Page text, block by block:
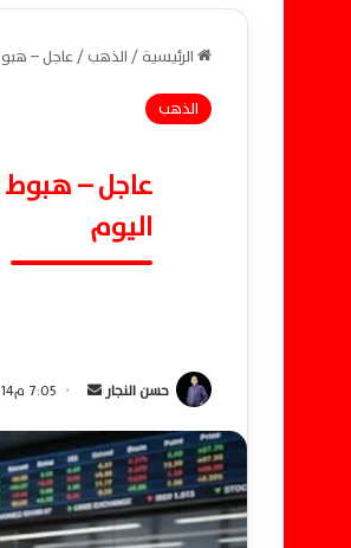
الرئيسية/الذهب/عاجل – هبوط
الذهب
اليوم
حسن النجار
س
ل
ب
ر
7:05 م14 يونيو، 2026